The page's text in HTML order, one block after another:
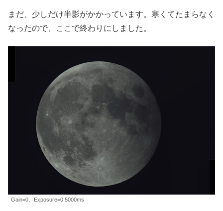
まだ、少しだけ半影がかかっています。寒くてたまらなく
なったので、ここで終わりにしました。
Gain=0、Exposure=0.5000ms